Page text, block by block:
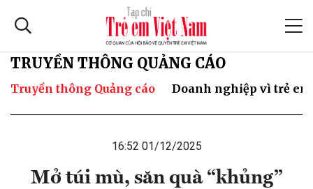
TRUYỀN THÔNG QUẢNG CÁO
Truyền thông Quảng cáo Doanh nghiệp vì trẻ em
16:52 01/12/2025
Mở túi mù, săn quà “khủng”